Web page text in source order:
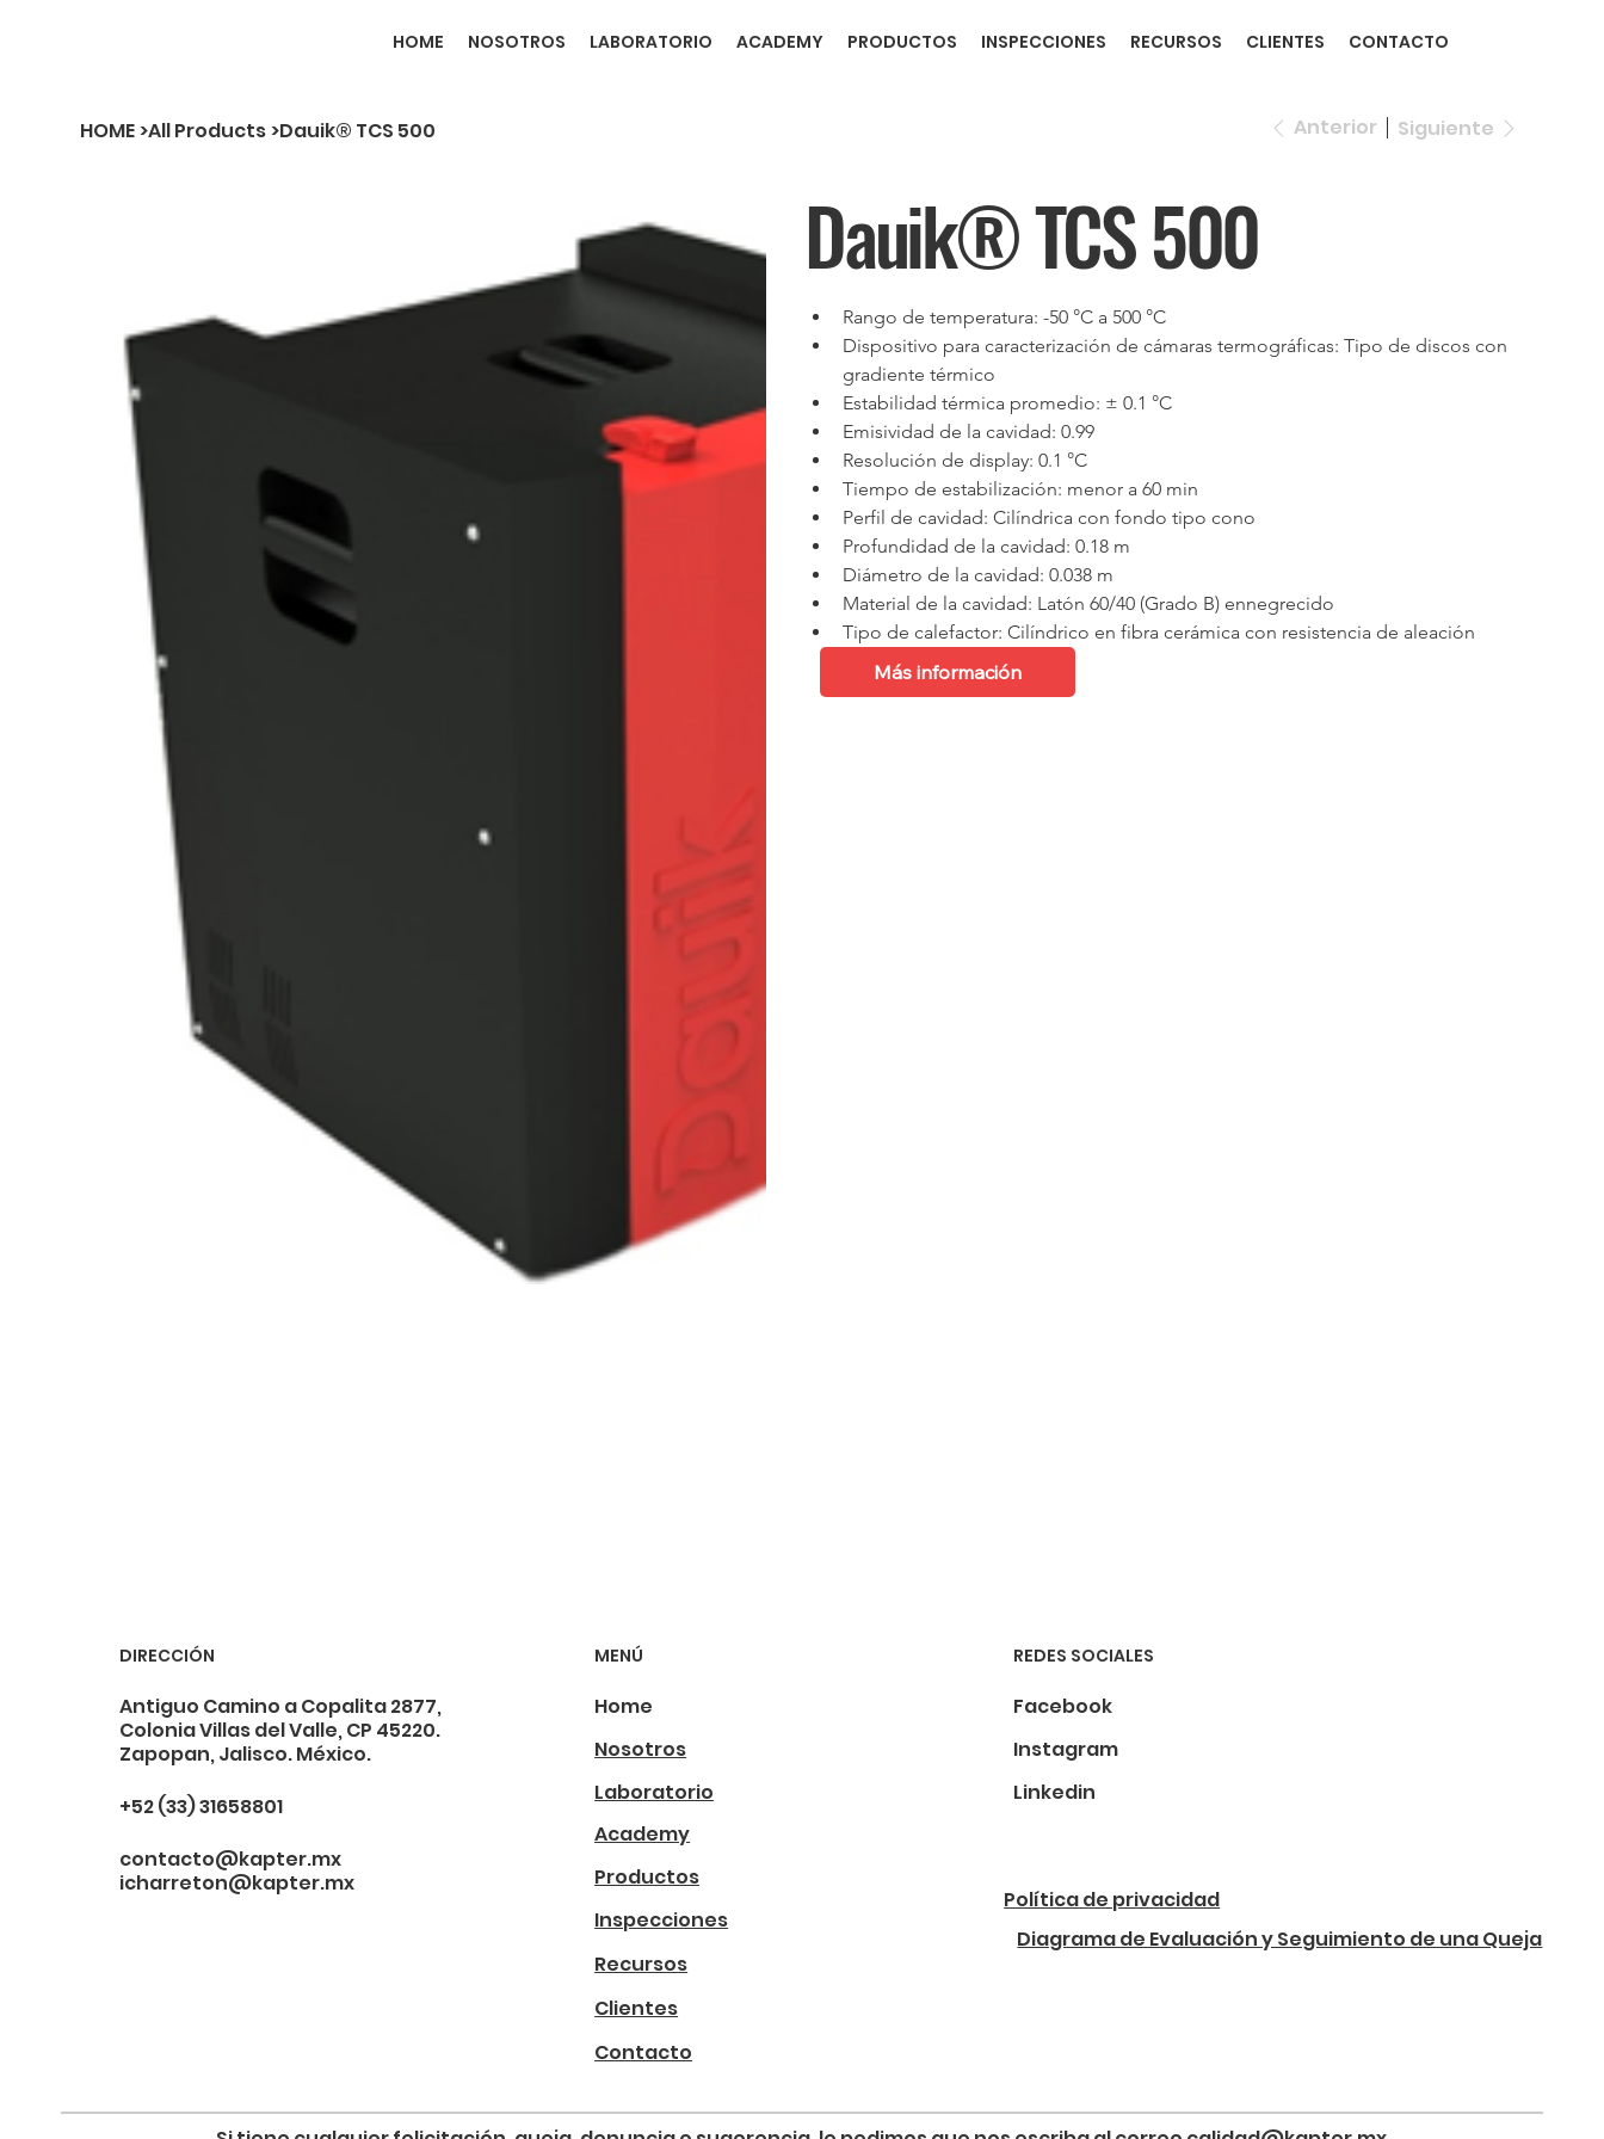
HOME NOSOTROS LABORATORIO ACADEMY PRODUCTOS INSPECCIONES RECURSOS CLIENTES CONTACTO
HOME>All Products>Dauik® TCS 500 Anterior Siguiente
Dauik® TCS 500
Rango de temperatura: -50 °C a 500 °C
Dispositivo para caracterización de cámaras termográficas: Tipo de discos con
gradiente térmico
Estabilidad térmica promedio: ± 0.1 °C
Emisividad de la cavidad: 0.99
Resolución de display: 0.1 °C
Tiempo de estabilización: menor a 60 min
Perfil de cavidad: Cilíndrica con fondo tipo cono
Profundidad de la cavidad: 0.18 m
Diámetro de la cavidad: 0.038 m
Material de la cavidad: Latón 60/40 (Grado B) ennegrecido
Tipo de calefactor: Cilíndrico en fibra cerámica con resistencia de aleación
Ficha Técnica
Más información
DIRECCIÓN
Antiguo Camino a Copalita 2877,
Colonia Villas del Valle, CP 45220.
Zapopan, Jalisco. México.
+52 (33) 31658801
contacto@kapter.mx
icharreton@kapter.mx
MENÚ
Home
Nosotros
Laboratorio
Academy
Productos
Inspecciones
Recursos
Clientes
Contacto
REDES SOCIALES
Facebook
Linkedin
Instagram
Política de privacidad
Diagrama de Evaluación y Seguimiento de una Queja